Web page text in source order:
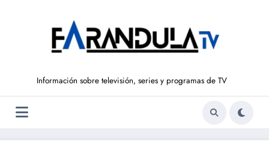
Información sobre televisión, series y programas de TV